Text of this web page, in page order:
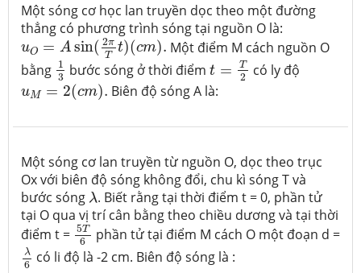
Một sóng cơ học lan truyền dọc theo một đường
thẳng có phương trình sóng tại nguồn O là:
uO = A sin( 2π
T
t)(cm).
uO=Asin(2πTt)(cm). Một điểm M cách nguồn O
bằng 1
3
1 3bước sóng ở thời điểmt = T
2
t=T2 có ly độ
uM = 2(cm).
u = 2(cm). Biên độ sóng A là:
Một sóng cơ lan truyền từ nguồn O, dọc theo trục
Ox với biên độ sóng không đổi, chu kì sóng T và
bước sóng λ
λ. Biết rằng tại thời điểm t = 0, phần tử
tại O qua vị trí cân bằng theo chiều dương và tại thời
điểm t = 5T
6
5T6phần tử tại điểm M cách O một đoạn d =
λ
6
λ6 có li độ là -2 cm. Biên độ sóng là :